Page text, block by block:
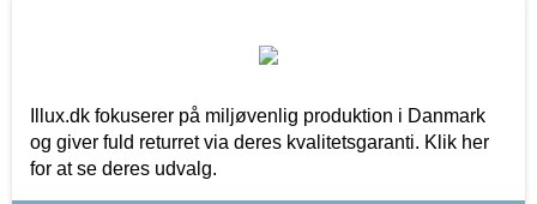
Illux.dk fokuserer på miljøvenlig produktion i Danmark
og giver fuld returret via deres kvalitetsgaranti. Klik her
for at se deres udvalg.